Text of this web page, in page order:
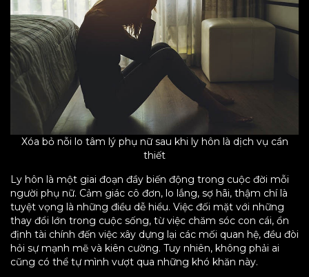
Xóa bỏ nỗi lo tâm lý phụ nữ sau khi ly hôn là dịch vụ cần
thiết
Ly hôn là một giai đoạn đầy biến động trong cuộc đời mỗi
người phụ nữ. Cảm giác cô đơn, lo lắng, sợ hãi, thậm chí là
tuyệt vọng là những điều dễ hiểu. Việc đối mặt với những
thay đổi lớn trong cuộc sống, từ việc chăm sóc con cái, ổn
định tài chính đến việc xây dựng lại các mối quan hệ, đều đòi
hỏi sự mạnh mẽ và kiên cường. Tuy nhiên, không phải ai
cũng có thể tự mình vượt qua những khó khăn này.